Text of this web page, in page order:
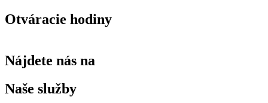
Otváracie hodiny
Nájdete nás na
Naše služby